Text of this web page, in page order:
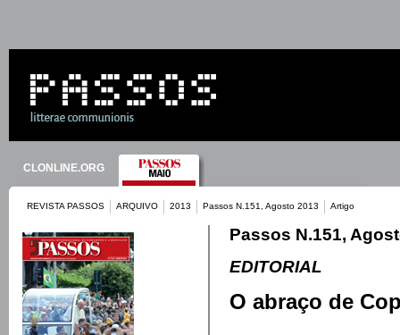
CLONLINE.ORG
REVISTA PASSOS ARQUIVO 2013 Passos N.151, Agosto 2013 Artigo
Passos N.151,
EDITORIAL
O abraço de